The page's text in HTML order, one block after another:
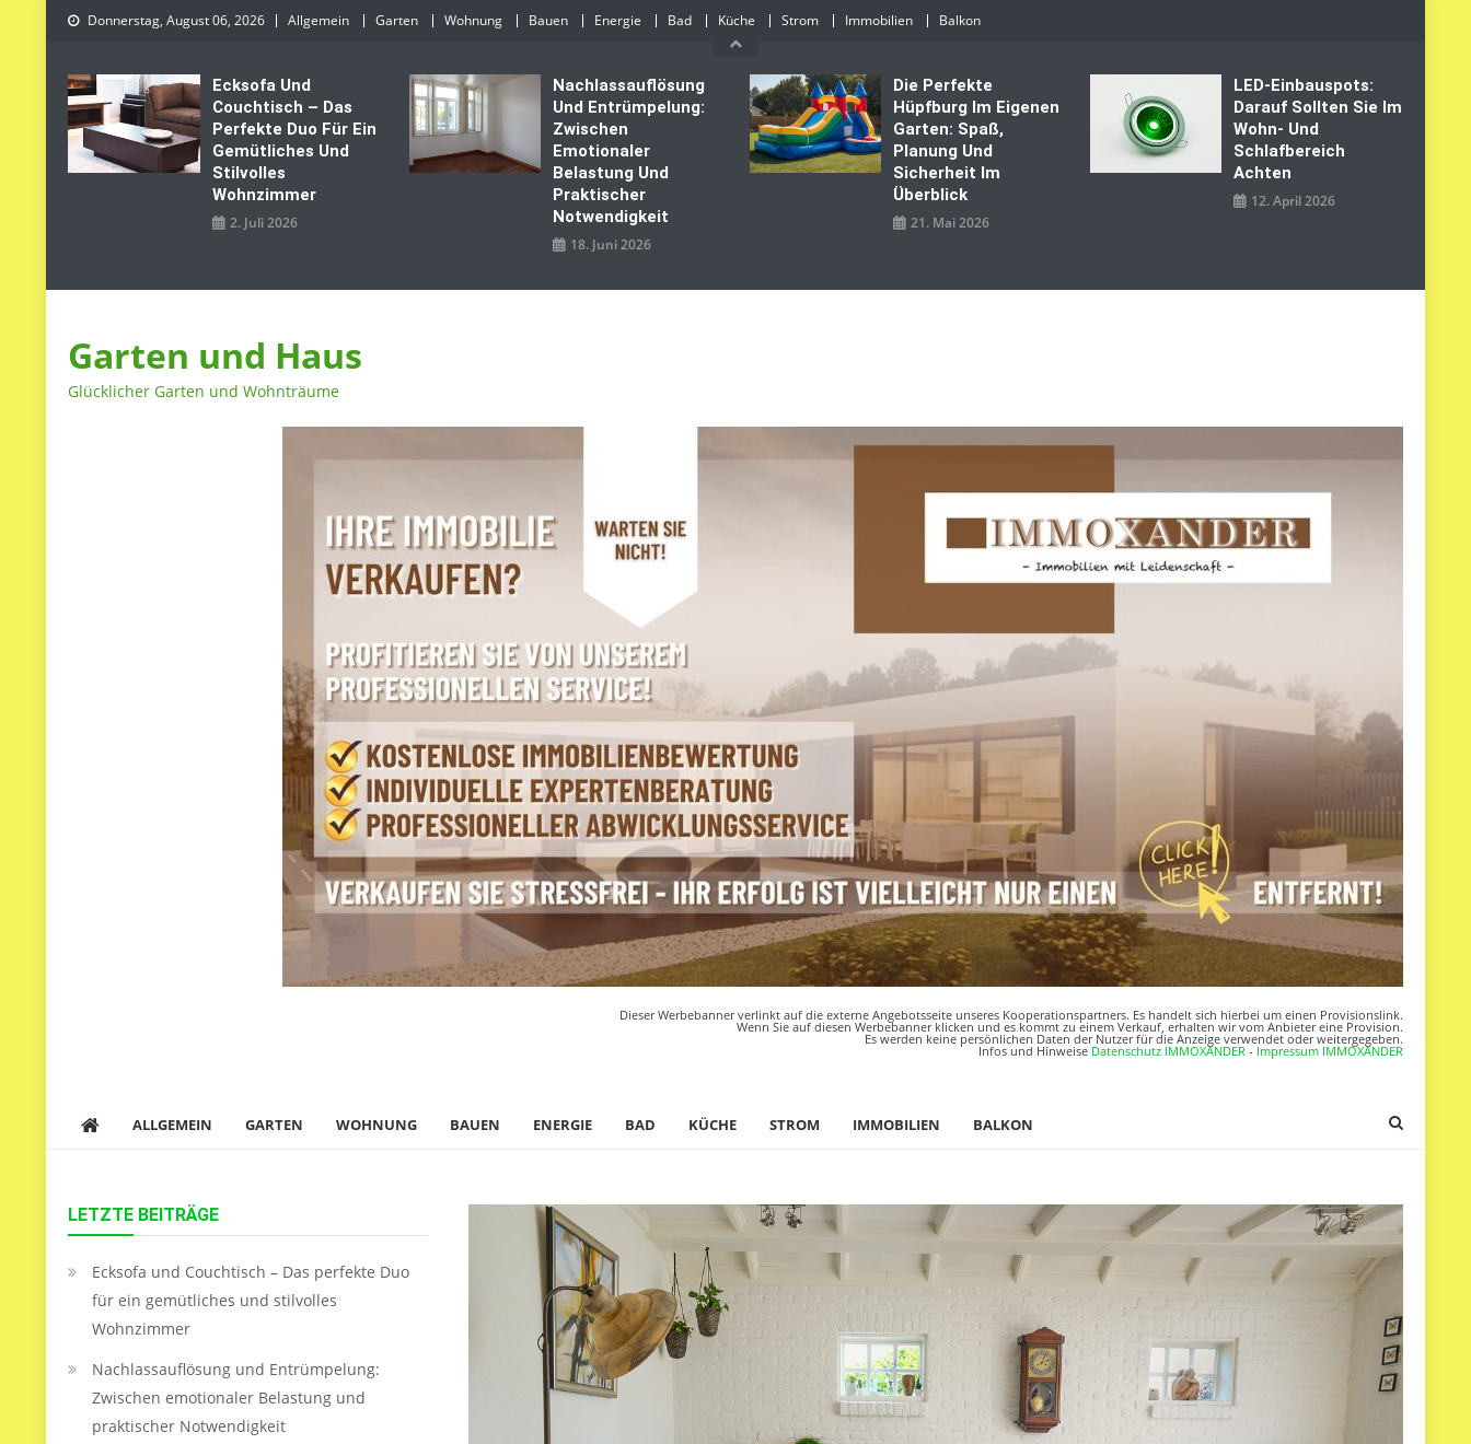
Skip
Donnerstag, August 06, 2026 Allgemein Garten Wohnung Bauen Energie Bad Küche Strom Immobilien Balkon
Ecksofa Und
Couchtisch – Das
Perfekte Duo Für Ein
Gemütliches Und
Stilvolles
Wohnzimmer
2. Juli 2026
Nachlassauflösung
Und Entrümpelung:
Zwischen
Emotionaler
Belastung Und
Praktischer
Notwendigkeit
18. Juni 2026
Die Perfekte
Hüpfburg Im Eigenen
Garten: Spaß,
Planung Und
Sicherheit Im
Überblick
21. Mai 2026
LED‑Einbauspots:
Darauf Sollten Sie Im
Wohn- Und
Schlafbereich
Achten
12. April 2026
Garten und Haus
Glücklicher Garten und Wohnträume
Dieser Werbebanner verlinkt auf die externe Angebotsseite unseres Kooperationspartners. Es handelt sich hierbei um einen Provisionslink.
Wenn Sie auf diesen Werbebanner klicken und es kommt zu einem Verkauf, erhalten wir vom Anbieter eine Provision.
Es werden keine persönlichen Daten der Nutzer für die Anzeige verwendet oder weitergegeben.
Infos und Hinweise Datenschutz IMMOXANDER - Impressum IMMOXANDER
ALLGEMEIN GARTEN WOHNUNG BAUEN ENERGIE BAD KÜCHE STROM IMMOBILIEN BALKON
LETZTE BEITRÄGE
Ecksofa und Couchtisch – Das perfekte Duo
für ein gemütliches und stilvolles
Wohnzimmer
Nachlassauflösung und Entrümpelung:
Zwischen emotionaler Belastung und
praktischer Notwendigkeit